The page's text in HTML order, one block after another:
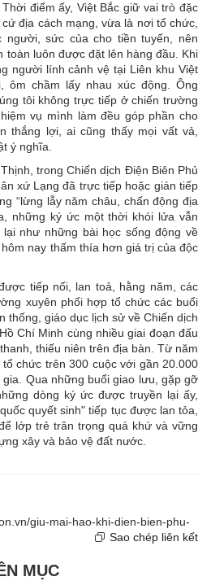
điểm ấy, Việt Bắc giữ vai trò đặc
địa cách mạng, vừa là nơi tổ chức,
người, sức của cho tiền tuyến, nên
toàn luôn được đặt lên hàng đầu. Khi
người lính cảnh vệ tại Liên khu Việt
ôm chầm lấy nhau xúc động. Ông
tôi không trực tiếp ở chiến trường
vụ mình làm đều góp phần cho
thắng lợi, ai cũng thấy mọi vất vả,
ý nghĩa.
trong Chiến dịch Điện Biên Phủ
xứ Lạng đã trực tiếp hoặc gián tiếp
“lừng lẫy năm châu, chấn động địa
những ký ức một thời khói lửa vẫn
như những bài học sống động về
nay thấm thía hơn giá trị của độc
tiếp nối, lan toả, hằng năm, các
xuyên phối hợp tổ chức các buổi
thống, giáo dục lịch sử về Chiến dịch
Chí Minh cùng nhiều giai đoạn đấu
thiếu niên trên địa bàn. Từ năm
chức trên 300 cuộc với gần 20.000
Qua những buổi giao lưu, gặp gỡ
dòng ký ức được truyền lại ấy,
quyết sinh" tiếp tục được lan tỏa,
lớp trẻ trân trọng quá khứ và vững
xây và bảo vệ đất nước.
giu-mai-hao-khi-dien-bien-phu-
Sao chép liên kết
MỤC